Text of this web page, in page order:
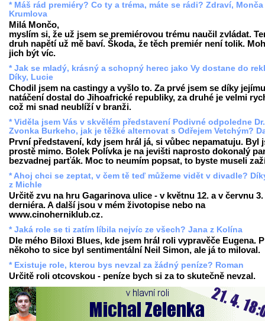
* Máš rád premiéry? Co ty a tréma, máte se rádi? Zdraví, Monča
Krumlova
Milá Mončo,
myslím si, že už jsem se premiérovou trému naučil zvládat.
druh napětí už mě baví. Škoda, že těch premiér není tolik.
jich být víc.
* Jak se mladý, krásný a schopný herec jako Vy dostane do
Díky, Lucie
Chodil jsem na castingy a vyšlo to. Za prvé jsem se díky jejímu
natáčení dostal do Jihoafrické republiky, za druhé je velmi
což mi snad neublíží v branži.
* Viděla jsem Vás v skvělém představení Podivné odpoledne Dr.
Zvonka Burkeho, jak je těžké alternovat s Odřejem Vetchým?
První představení, kdy jsem hrál já, si vůbec nepamatuju. Byl
prostě mimo. Bolek Polívka je na jevišti naprosto dokonalý
bezvadnej parťák. Moc to neumím popsat, to byste museli
* Ahoj chci se zeptat, v čem tě teď můžeme vidět v divadle?
z Michle
Určitě zvu na hru Gagarinova ulice - v květnu 12. a v červnu
derniéra. A další jsou v mém životopise nebo na
www.cinoherniklub.cz.
* Jaká role se ti zatím líbila nejvíc ze všech? Jana z Kolína
Dle mého Biloxi Blues, kde jsem hrál roli vypravěče Eugena.
někoho to sice byl sentimentální Neil Simon, ale já to miloval.
* Existuje role, kterou bys nevzal za žádný peníze? Roman
Určitě roli otcovskou - peníze bych si za to skutečně nevzal.